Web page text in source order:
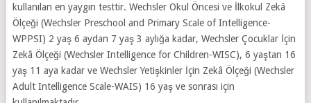
kullanılan en yaygın testtir. Wechsler Okul Öncesi ve İlkokul Zekâ
Ölçeği (Wechsler Preschool and Primary Scale of Intelligence-
WPPSI) 2 yaş 6 aydan 7 yaş 3 aylığa kadar, Wechsler Çocuklar İçin
Zekâ Ölçeği (Wechsler Intelligence for Children-WISC), 6 yaştan 16
yaş 11 aya kadar ve Wechsler Yetişkinler İçin Zekâ Ölçeği (Wechsler
Adult Intelligence Scale-WAIS) 16 yaş ve sonrası için